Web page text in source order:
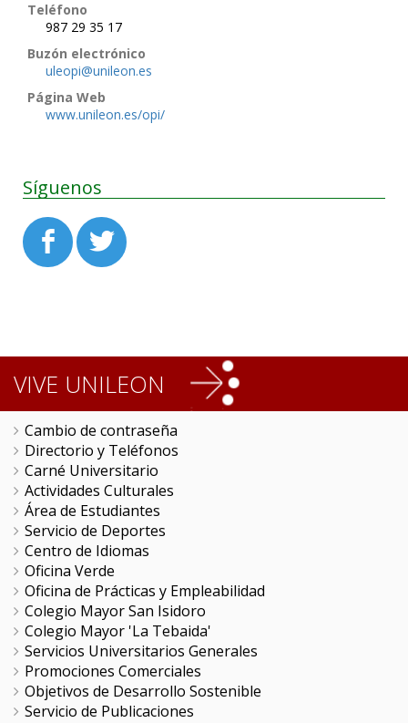
Teléfono
987 29 35 17
Buzón electrónico
uleopi@unileon.es
Página Web
www.unileon.es/opi/
Síguenos
VIVE UNILEON
Cambio de contraseña
Directorio y Teléfonos
Carné Universitario
Actividades Culturales
Área de Estudiantes
Servicio de Deportes
Centro de Idiomas
Oficina Verde
Oficina de Prácticas y Empleabilidad
Colegio Mayor San Isidoro
Colegio Mayor 'La Tebaida'
Servicios Universitarios Generales
Promociones Comerciales
Objetivos de Desarrollo Sostenible
Servicio de Publicaciones